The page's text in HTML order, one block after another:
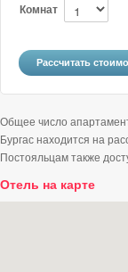
Комнат
Общее число
Бургас находится на
Постояльцам также
Отель на карте